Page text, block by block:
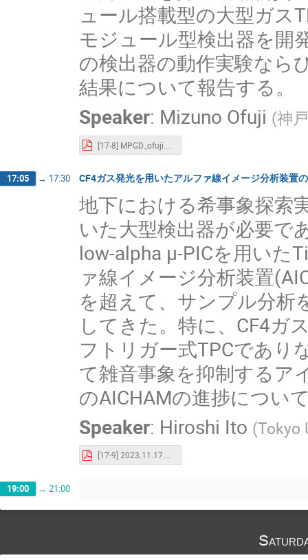
ュール搭載型の大型ガス
モジュール型検出器を開
の検出器の動作実験なら
結果について報告する。
Speaker: Mizuno Ofuji (神
17:05 → 17:30 CF4ガス発光を用いたアルファ線イメージ分析装置
地下における希事象探索
いた大型検出器が必要で
low-alpha μ-PICを用いた
ァ線イメージ分析装置
を超えて、サンプル分析
してきた。特に、CF4ガ
フトリガー式TPCであり
て雑音事象を抑制するア
のAICHAMの進捗につい
Speaker: Hiroshi Ito (Tokyo
[17-9] 2023.11.17.MPGD.AICHAM.pdf
19:00 → 21:00